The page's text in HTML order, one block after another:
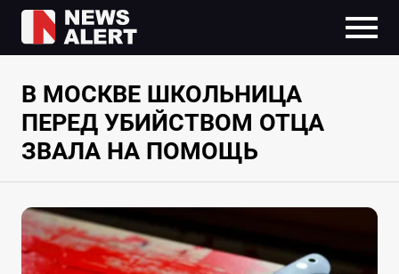
В МОСКВЕ ШКОЛЬНИЦА
ПЕРЕД УБИЙСТВОМ ОТЦА
ЗВАЛА НА ПОМОЩЬ